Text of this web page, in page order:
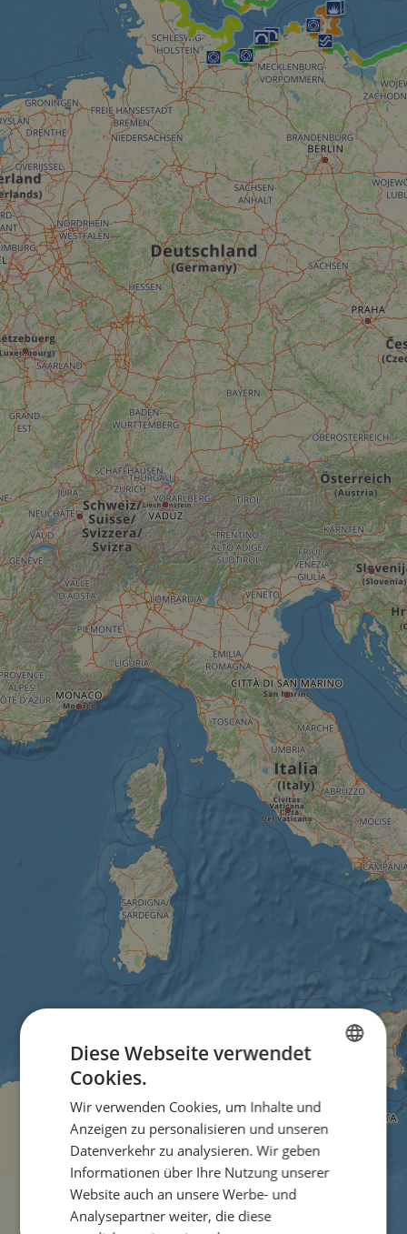
FRENCH
Diese Webseite verwendet
Cookies.
Wir verwenden Cookies, um Inhalte und
Anzeigen zu personalisieren und unseren
Datenverkehr zu analysieren. Wir geben
Informationen über Ihre Nutzung unserer
Website auch an unsere Werbe- und
Analysepartner weiter, die diese